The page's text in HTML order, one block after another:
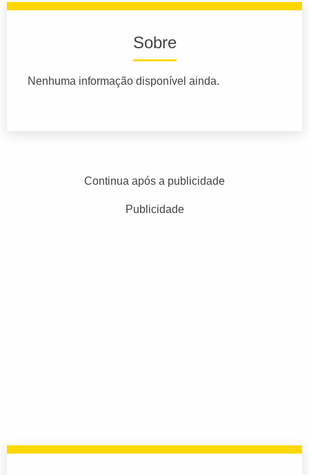
Sobre
Nenhuma informação disponível ainda.
Continua após a publicidade
Publicidade